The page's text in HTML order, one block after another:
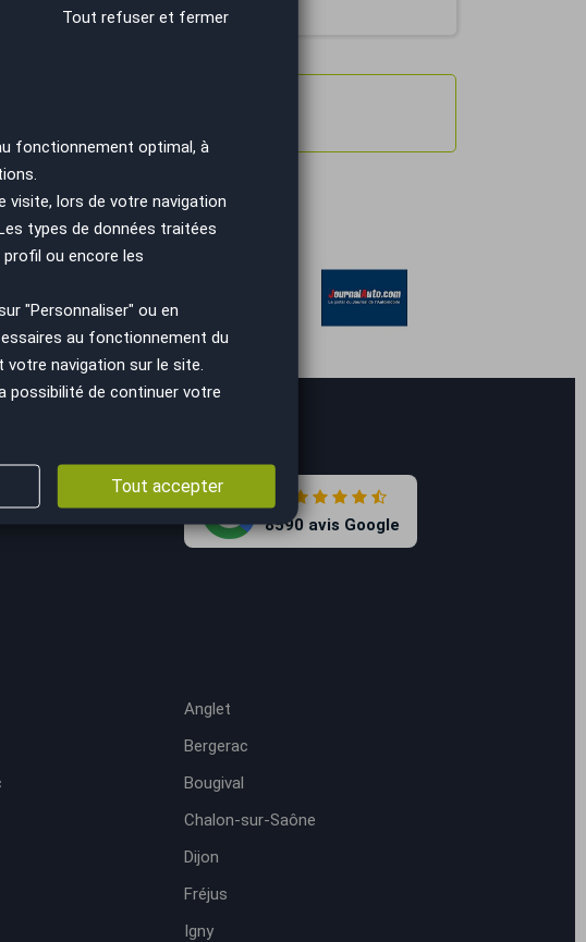
8590 avis Google
Anglet
Bergerac
Bougival
Chalon-sur-Saône
Dijon
Fréjus
Igny
Tout refuser et fermer
fonctionnement optimal, à
visite, lors de votre navigation
types de données traitées
ou encore les
"Personnaliser" ou en
au fonctionnement du
navigation sur le site.
possibilité de continuer votre
Tout accepter